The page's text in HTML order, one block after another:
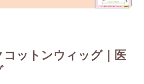
ットンウィッグ｜医